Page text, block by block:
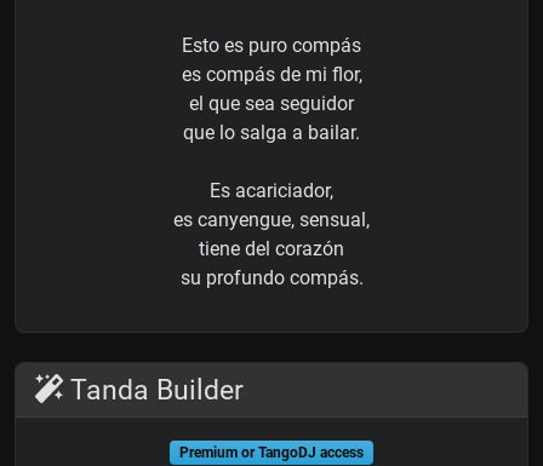
Esto es puro compás
es compás de mi flor,
el que sea seguidor
que lo salga a bailar.
Es acariciador,
es canyengue, sensual,
tiene del corazón
su profundo compás.
Tanda Builder
Premium or TangoDJ access